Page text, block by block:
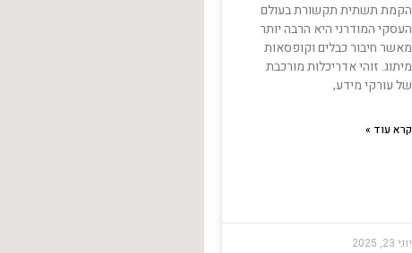
הקמת תשתית תקשורת בעולם
העסקי המודרני היא הרבה יותר
מאשר חיבור כבלים וקופסאות
מיתוג. זוהי אדריכלות מורכבת
של עורקי מידע,
קרא עוד »
יוני 23, 2025